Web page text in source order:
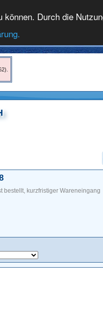
Durch die
bestellt, kurzfristiger Wareneingang